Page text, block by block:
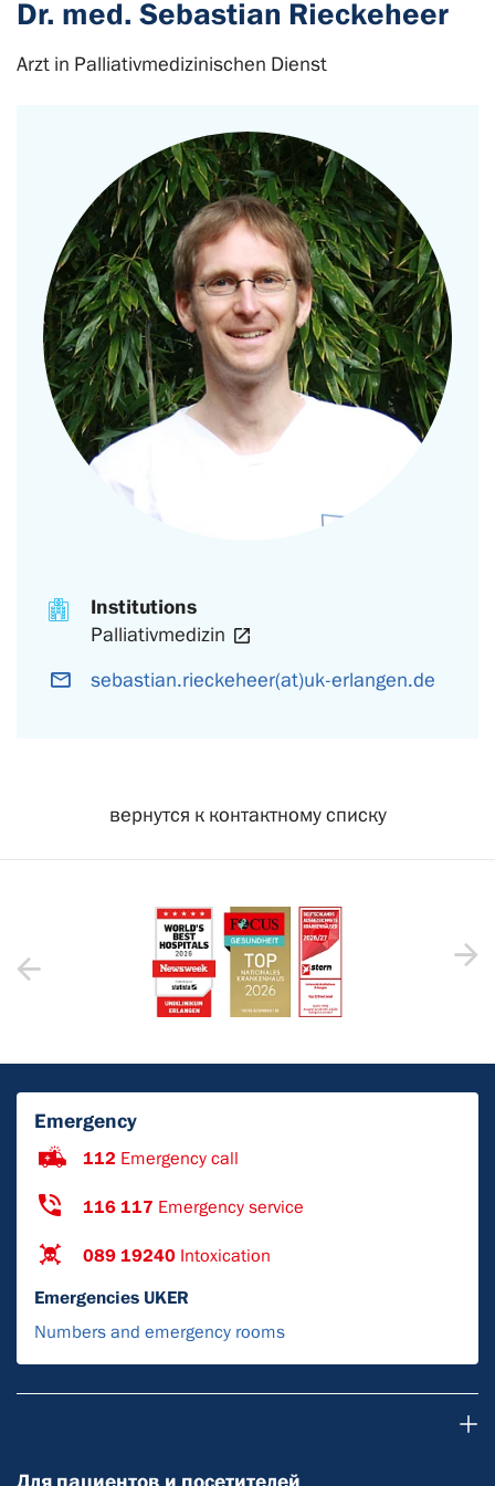
Dr. med. Sebastian Rieckeheer
Arzt in Palliativmedizinischen Dienst
Institutions
Palliativmedizin
sebastian.rieckeheer(at)uk-erlangen.de
вернутся к контактному списку
Emergency
112 Emergency call
116 117 Emergency service
089 19240 Intoxication
Emergencies UKER
Numbers and emergency rooms